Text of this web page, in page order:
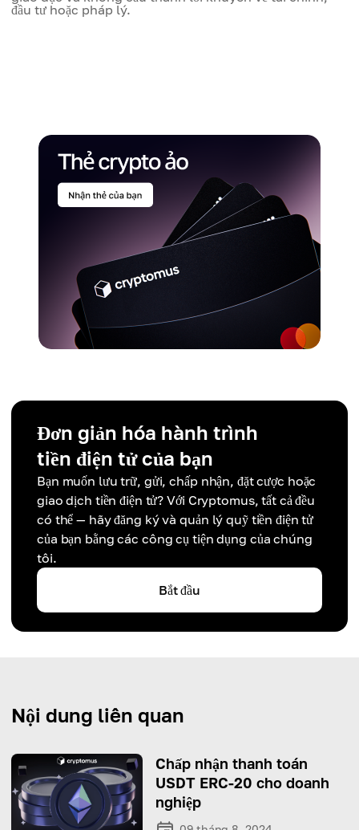
đầu tư hoặc pháp lý.
Đơn giản hóa hành trình
tiền điện tử của bạn
Bạn muốn lưu trữ, gửi, chấp nhận, đặt cược hoặc
giao dịch tiền điện tử? Với Cryptomus, tất cả đều
có thể — hãy đăng ký và quản lý quỹ tiền điện tử
của bạn bằng các công cụ tiện dụng của chúng
tôi.
Bắt đầu
Nội dung liên quan
Chấp nhận thanh toán
USDT ERC-20 cho doanh
nghiệp